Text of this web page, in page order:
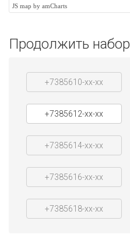
JS map by amCharts
Продолжить набор
+7385610-xx-xx
+7385612-xx-xx
+7385614-xx-xx
+7385616-xx-xx
+7385618-xx-xx